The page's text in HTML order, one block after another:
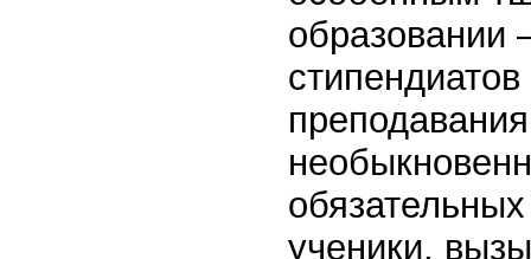
образовании
ученики,